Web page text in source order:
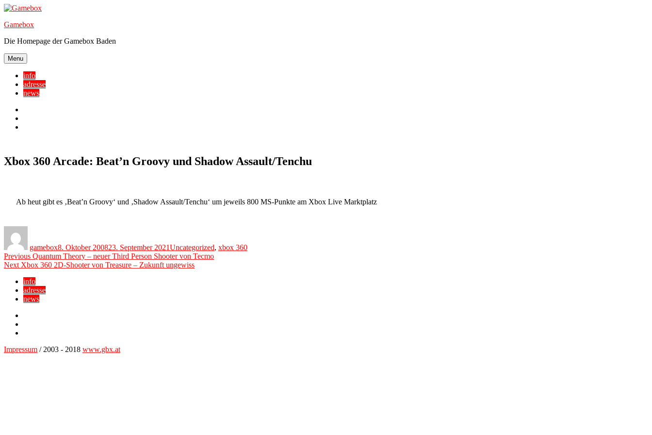
Skip
content
Gamebox
Die Homepage der Gamebox Baden
Menu
info
adresse
news
Xbox 360 Arcade: Beat’n Groovy und Shadow Assault/Tenchu
Ab heut gibt es ‚Beat’n Groovy‘ und ‚Shadow Assault/Tenchu‘ um jeweils 800 MS-Punkte am Xbox Live Marktplatz
gamebox8. Oktober 200823. September 2021Uncategorized, xbox 360
Beitragsnavigation
Previous Previous
post:
Quantum Theory – neuer Third Person Shooter von Tecmo
Next Next
Xbox 360 2D-Shooter von Treasure – Zukunft ungewiss
info
adresse
news
Impressum / 2003 - 2018 www.gbx.at